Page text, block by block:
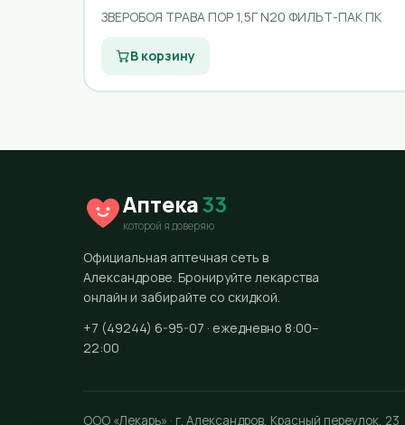
ЗВЕРОБОЯ ТРАВА ПОР 1,5Г N20 ФИЛЬТ-ПАК ПК
В корзину
Аптека33
которой я доверяю
Официальная аптечная сеть в
Александрове. Бронируйте лекарства
онлайн и забирайте со скидкой.
+7 (49244) 6-95-07 · ежедневно 8:00–
22:00
ООО «Лекарь» · г. Александров, Красный переулок, 23